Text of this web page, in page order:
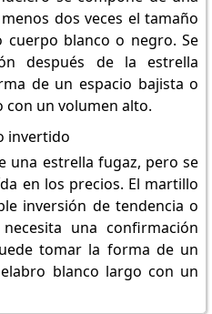
dos veces el tamaño
blanco o negro. Se
después de la estrella
de un espacio bajista o
un volumen alto.
una estrella fugaz, pero se
en los precios. El martillo
inversión de tendencia o
una confirmación
tomar la forma de un
blanco largo con un